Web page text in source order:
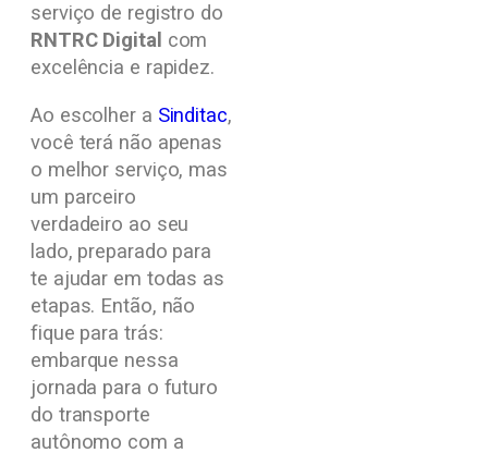
serviço de registro do
RNTRC Digital com
excelência e rapidez.
Ao escolher a Sinditac,
você terá não apenas
o melhor serviço, mas
um parceiro
verdadeiro ao seu
lado, preparado para
te ajudar em todas as
etapas. Então, não
fique para trás:
embarque nessa
jornada para o futuro
do transporte
autônomo com a